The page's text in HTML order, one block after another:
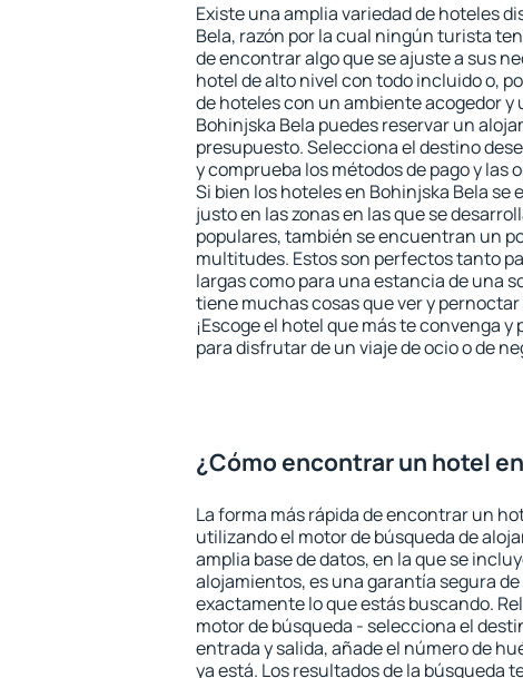
Existe una amplia variedad de hoteles
Bela, razón por la cual ningún turista
de encontrar algo que se ajuste a sus
hotel de alto nivel con todo incluido o,
de hoteles con un ambiente acogedor y
Bohinjska Bela puedes reservar un
presupuesto. Selecciona el destino
y comprueba los métodos de pago y las
Si bien los hoteles en Bohinjska Bela
justo en las zonas en las que se
populares, también se encuentran un
multitudes. Estos son perfectos tanto
largas como para una estancia de una
tiene muchas cosas que ver y
¡Escoge el hotel que más te convenga
para disfrutar de un viaje de ocio o de
¿Cómo encontrar un hotel
La forma más rápida de encontrar un
utilizando el motor de búsqueda de
amplia base de datos, en la que se
alojamientos, es una garantía segura
exactamente lo que estás buscando.
motor de búsqueda - selecciona el
entrada y salida, añade el número de
ya está. Los resultados de la búsqueda